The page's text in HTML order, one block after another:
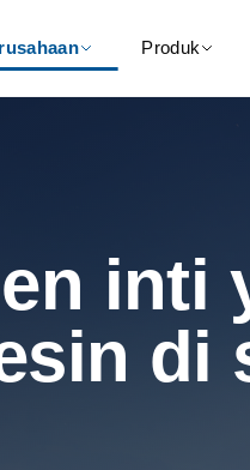
Produk
inti
di